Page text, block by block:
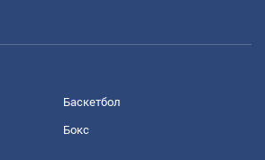
Баскетбол
Бокс